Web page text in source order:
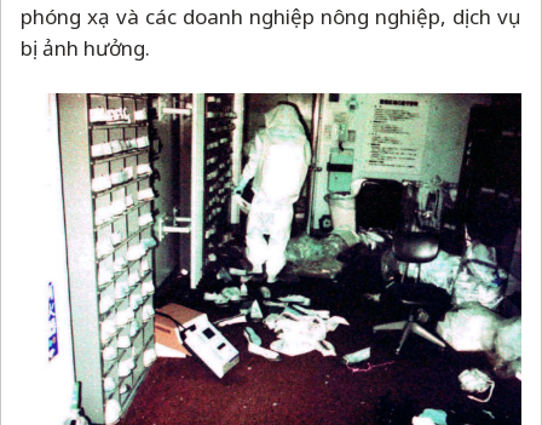
phóng xạ và các doanh nghiệp nông nghiệp, dịch vụ
bị ảnh hưởng.